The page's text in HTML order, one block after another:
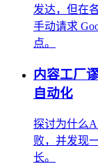
发达，但在
手动请求
点。
内容工厂
自动化
探讨为什么
败，并发现
长。